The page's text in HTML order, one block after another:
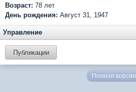
Возраст: 78 лет
День рождения: Август 31, 1947
Управление
Публикации
Полная версия